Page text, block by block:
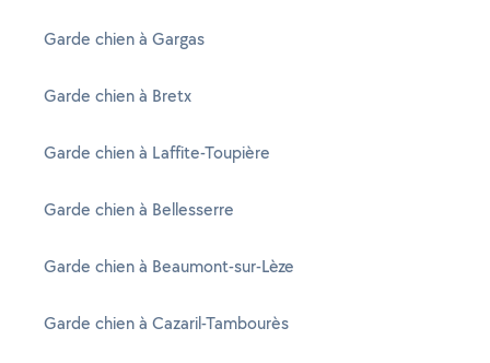
Garde chien à Gargas
Garde chien à Bretx
Garde chien à Laffite-Toupière
Garde chien à Bellesserre
Garde chien à Beaumont-sur-Lèze
Garde chien à Cazaril-Tambourès